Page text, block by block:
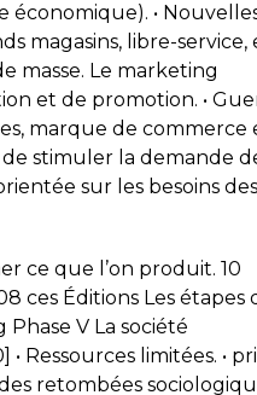
économique). •
magasins, libre-service,
masse. Le marketing
et de promotion. •
marque de commerce
stimuler la demande
sur les besoins des
ce que l’on produit. 10
ces Éditions Les étapes
V La société
Ressources limitées. •
retombées